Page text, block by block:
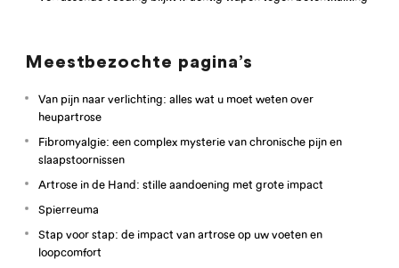
Meestbezochte pagina’s
Van pijn naar verlichting: alles wat u moet weten over
heupartrose
Fibromyalgie: een complex mysterie van chronische pijn en
slaapstoornissen
Artrose in de Hand: stille aandoening met grote impact
Spierreuma
Stap voor stap: de impact van artrose op uw voeten en
loopcomfort